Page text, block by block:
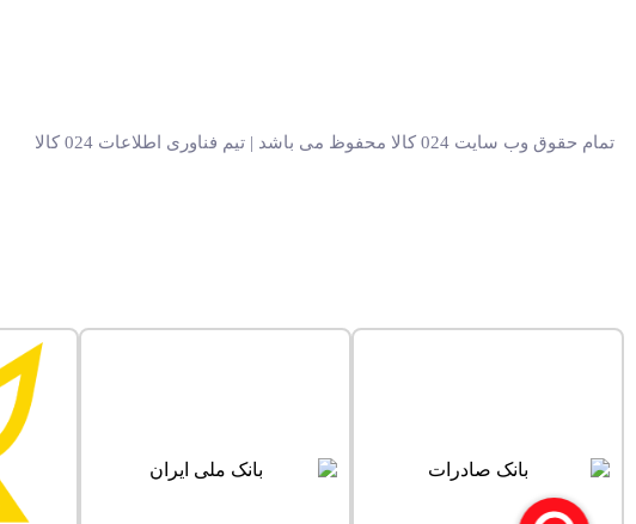
تمام حقوق وب سایت 024 کالا محفوظ می باشد | تیم فناوری اطلاعات 024 کالا